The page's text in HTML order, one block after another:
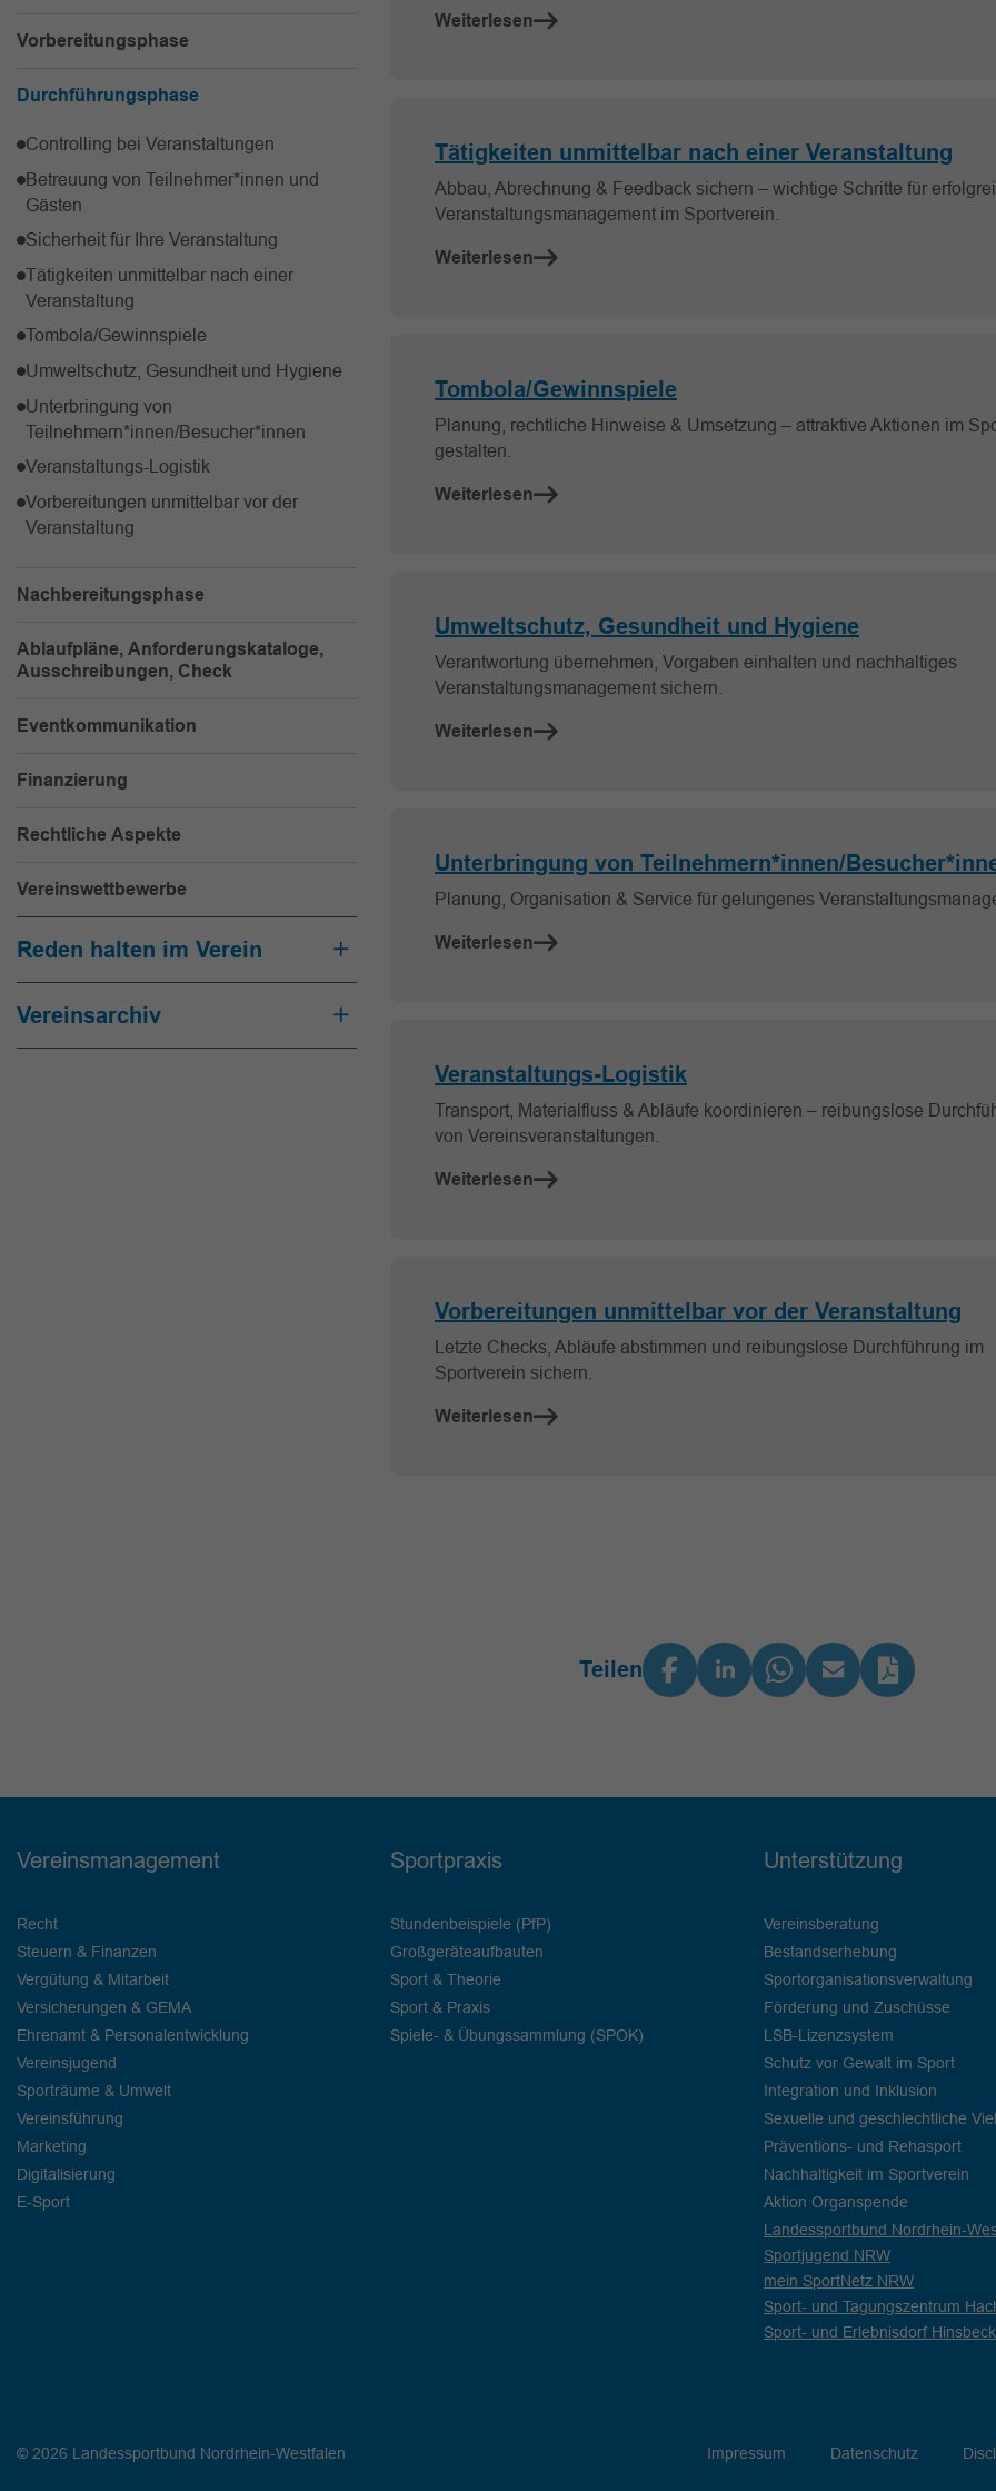
Vorbereitungsphase
Durchführungsphase
Controlling bei Veranstaltungen
Betreuung von Teilnehmer*innen und
Gästen
Sicherheit für Ihre Veranstaltung
Tätigkeiten unmittelbar nach einer
Veranstaltung
Tombola/Gewinnspiele
Umweltschutz, Gesundheit und Hygiene
Unterbringung von
Teilnehmern*innen/Besucher*innen
Veranstaltungs-Logistik
Vorbereitungen unmittelbar vor der
Veranstaltung
Nachbereitungsphase
Ablaufpläne, Anforderungskataloge,
Ausschreibungen, Check
Eventkommunikation
Finanzierung
Rechtliche Aspekte
Vereinswettbewerbe
Reden halten im Verein
Vereinsarchiv
Weiterlesen
Tätigkeiten unmittelbar nach einer Veranstaltung
Abbau, Abrechnung & Feedback sichern – wichtige Schritte für
Veranstaltungsmanagement im Sportverein.
Weiterlesen
Tombola/Gewinnspiele
Planung, rechtliche Hinweise & Umsetzung – attraktive Aktionen im
gestalten.
Weiterlesen
Umweltschutz, Gesundheit und Hygiene
Verantwortung übernehmen, Vorgaben einhalten und nachhaltiges
Veranstaltungsmanagement sichern.
Weiterlesen
Unterbringung von Teilnehmern*innen/
Planung, Organisation & Service für gelungenes
Weiterlesen
Veranstaltungs-Logistik
Transport, Materialfluss & Abläufe koordinieren – reibungslose
von Vereinsveranstaltungen.
Weiterlesen
Vorbereitungen unmittelbar vor der Veranstaltung
Letzte Checks, Abläufe abstimmen und reibungslose Durchführung im
Sportverein sichern.
Weiterlesen
Teilen
Vereinsmanagement
Recht
Steuern & Finanzen
Vergütung & Mitarbeit
Versicherungen & GEMA
Ehrenamt & Personalentwicklung
Vereinsjugend
Sporträume & Umwelt
Vereinsführung
Marketing
Digitalisierung
E-Sport
Sportpraxis
Stundenbeispiele (PfP)
Großgeräteaufbauten
Sport & Theorie
Sport & Praxis
Spiele- & Übungssammlung (SPOK)
Unterstützung
Vereinsberatung
Bestandserhebung
Sportorganisationsverwaltung
Förderung und Zuschüsse
LSB-Lizenzsystem
Schutz vor Gewalt im Sport
Integration und Inklusion
Sexuelle und geschlechtliche
Präventions- und Rehasport
Nachhaltigkeit im Sportverein
Aktion Organspende
Landessportbund Nordrhein-
Sportjugend NRW
mein SportNetz NRW
Sport- und Tagungszentrum
Sport- und Erlebnisdorf Hinsbeck
© 2026 Landessportbund Nordrhein-Westfalen Impressum Datenschutz